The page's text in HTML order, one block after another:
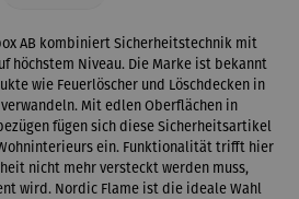
AB kombiniert Sicherheitstechnik mit
höchstem Niveau. Die Marke ist bekannt
wie Feuerlöscher und Löschdecken in
Mit edlen Oberflächen in
fügen sich diese Sicherheitsartikel
ein. Funktionalität trifft hier
nicht mehr versteckt werden muss,
wird. Nordic Flame ist die ideale Wahl